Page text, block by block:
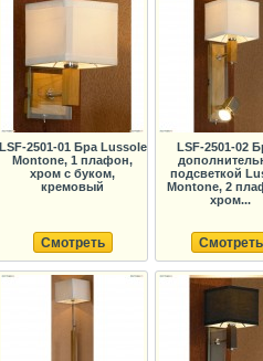
LSF-2501-01 Бра Lussole
Montone, 1 плафон,
хром с буком,
кремовый
Смотреть
LSF-2501-02
подсветкой
Montone, 2
хром...
Смотреть